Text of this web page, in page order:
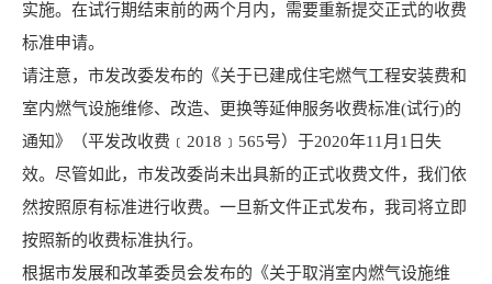
实施。在试行期结束前的两个月内，需要重新提交正式的收费
标准申请。
请注意，市发改委发布的《关于已建成住宅燃气工程安装费和
室内燃气设施维修、改造、更换等延伸服务收费标准(试行)的
通知》（平发改收费﹝2018﹞565号）于2020年11月1日失
效。尽管如此，市发改委尚未出具新的正式收费文件，我们依
然按照原有标准进行收费。一旦新文件正式发布，我司将立即
按照新的收费标准执行。
根据市发展和改革委员会发布的《关于取消室内燃气设施维